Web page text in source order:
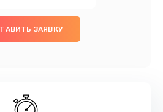
ЗАЯВКУ